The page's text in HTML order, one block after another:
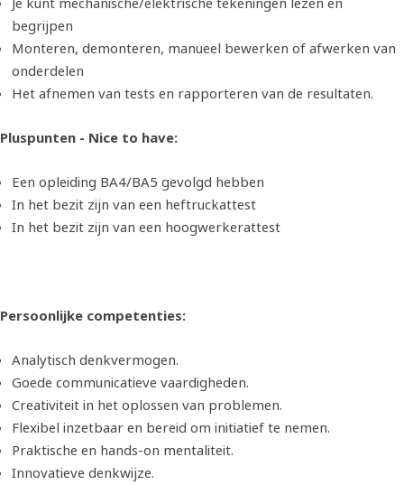
begrijpen
Monteren, demonteren, manueel bewerken of afwerken van
onderdelen
Het afnemen van tests en rapporteren van de resultaten.
Pluspunten - Nice to have:
Een opleiding BA4/BA5 gevolgd hebben
In het bezit zijn van een heftruckattest
In het bezit zijn van een hoogwerkerattest
Persoonlijke competenties:
Analytisch denkvermogen.
Goede communicatieve vaardigheden.
Creativiteit in het oplossen van problemen.
Flexibel inzetbaar en bereid om initiatief te nemen.
Praktische en hands-on mentaliteit.
Innovatieve denkwijze.